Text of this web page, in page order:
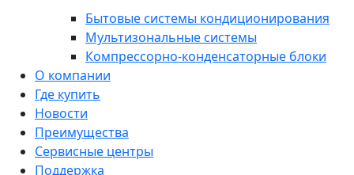
Бытовые системы кондиционирования
Мультизональные системы
Компрессорно-конденсаторные блоки
О компании
Где купить
Новости
Преимущества
Сервисные центры
Поддержка